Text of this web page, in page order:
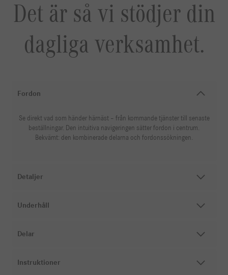
Det är så vi stödjer din
dagliga verksamhet.
Fordon
Se direkt vad som händer härnäst – från kommande tjänster till senaste
beställningar. Den intuitiva navigeringen sätter fordon i centrum.
Bekvämt: den kombinerade delarna och fordonssökningen.
Detaljer
Underhåll
Delar
Instruktioner